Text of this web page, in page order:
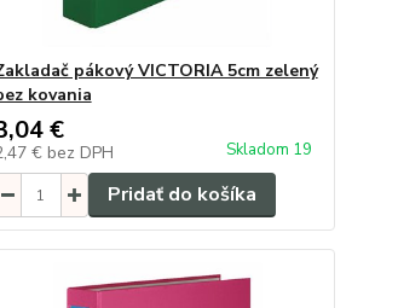
pákový VICTORIA 5cm zelený
kovania
€
€ bez DPH Skladom 19
Pridať do košíka